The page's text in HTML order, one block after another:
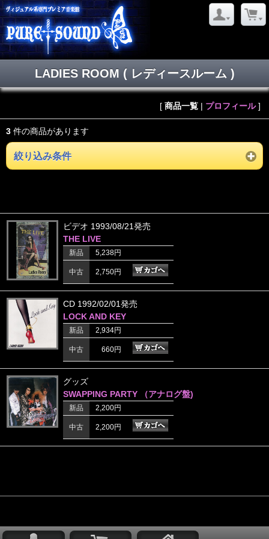
LADIES ROOM ( レディースルーム )
[ 商品一覧 | プロフィール]
3 件の商品があります
絞り込み条件
ビデオ 1993/08/21発売
THE LIVE
新品 5,238円
中古 2,750円
CD 1992/02/01発売
LOCK AND KEY
新品 2,934円
中古 660円
グッズ
SWAPPING PARTY （アナログ盤)
新品 2,200円
中古 2,200円